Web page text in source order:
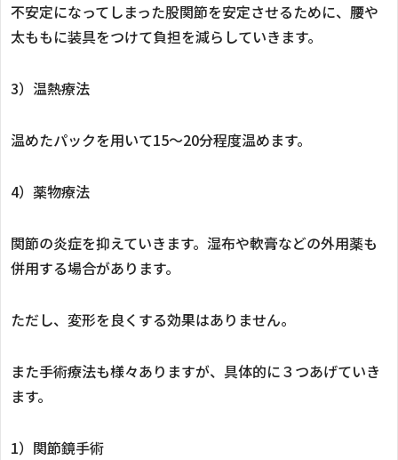
不安定になってしまった股関節を安定させるために、腰や
太ももに装具をつけて負担を減らしていきます。
3）温熱療法
温めたパックを用いて15～20分程度温めます。
4）薬物療法
関節の炎症を抑えていきます。湿布や軟膏などの外用薬も
併用する場合があります。
ただし、変形を良くする効果はありません。
また手術療法も様々ありますが、具体的に３つあげていき
ます。
1）関節鏡手術